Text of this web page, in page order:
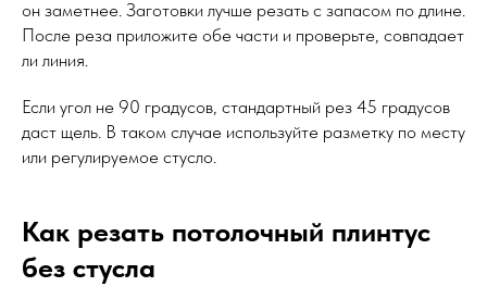
он заметнее. Заготовки лучше резать с запасом по длине.
После реза приложите обе части и проверьте, совпадает
ли линия.
Если угол не 90 градусов, стандартный рез 45 градусов
даст щель. В таком случае используйте разметку по месту
или регулируемое стусло.
Как резать потолочный плинтус
без стусла